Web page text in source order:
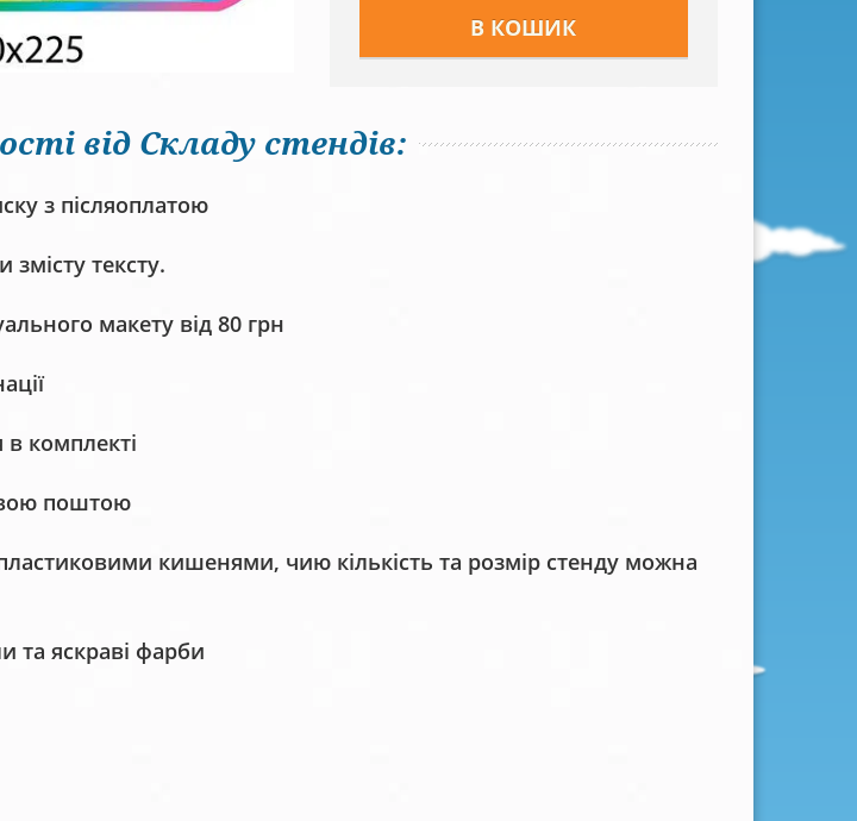
від Складу стендів:
з післяоплатою
змісту тексту.
макету від 80 грн
в комплекті
поштою
кишенями, чию кількість та розмір стенду можна
та яскраві фарби